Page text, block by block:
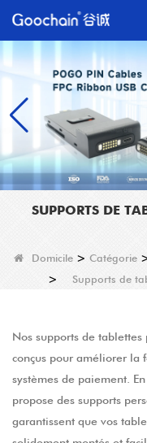
SUPPORTS DE
Domicile> Catégorie
>
Supports de
Nos supports de
conçus pour améliorer la
systèmes de paiement.
propose des supports
garantissent que vos